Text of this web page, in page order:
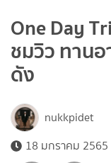
One Day
ชมวิว ทาน
ดัง
nukkpidet
18 มกราคม 2565